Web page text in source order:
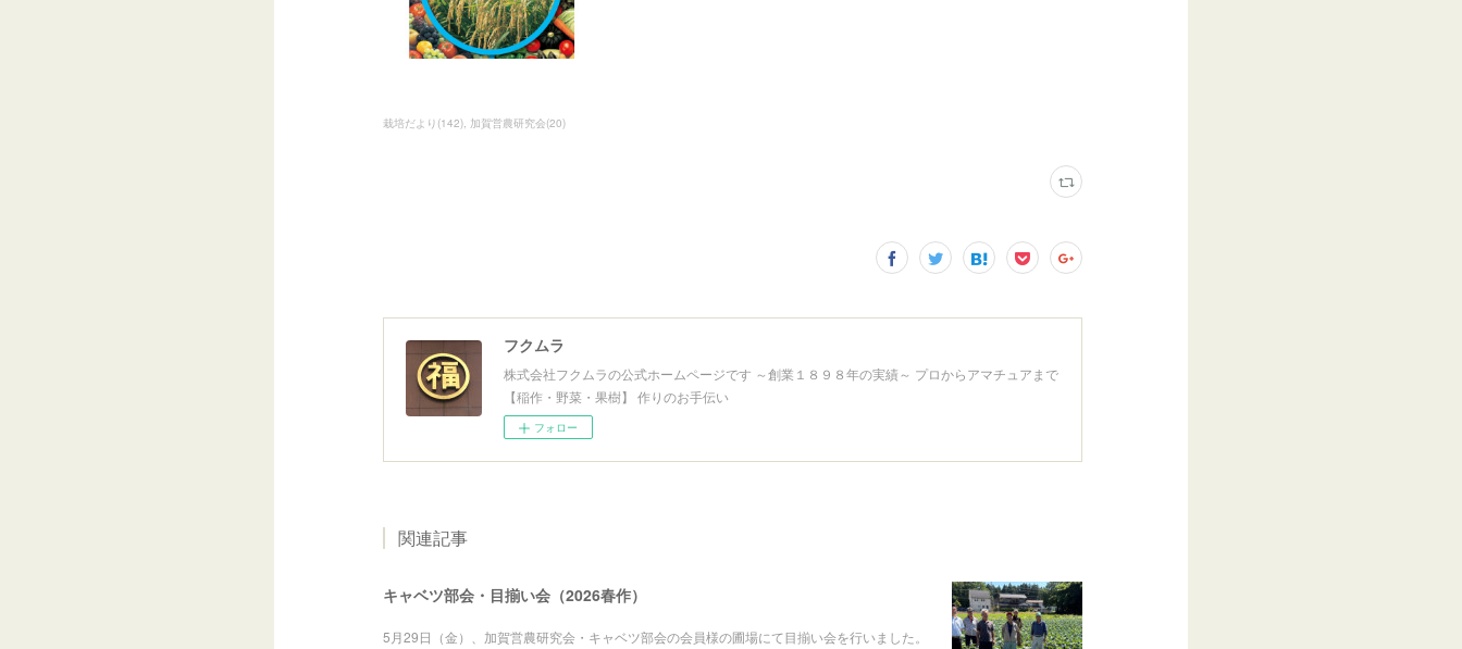
栽培だより (142) 加賀営農研究会(20)
フクムラ
株式会社フクムラの公式ホームページです ～創業１８９８年の実績～ プロからアマチュアまで
【稲作・野菜・果樹】 作りのお手伝い
フォロー
関連記事
キャベツ部会・目揃い会（2026春作）
5月29日（金）、加賀営農研究会・キャベツ部会の会員様の圃場にて目揃い会を行いました。